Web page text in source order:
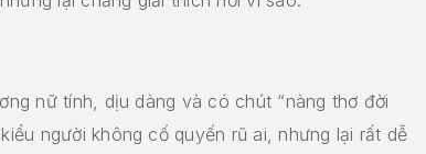
nữ tính, dịu dàng và có chút “nàng thơ đời
người không cố quyến rũ ai, nhưng lại rất dễ